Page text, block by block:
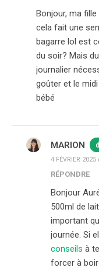
Bonjour, ma
cela fait une
bagarre lol est
du soir? Mais
journalier
goûter et le
bébé
MARION
4 FÉVRIER 2025
RÉPONDRE
Bonjour
500ml de
important
journée. Si
conseils à
forcer à